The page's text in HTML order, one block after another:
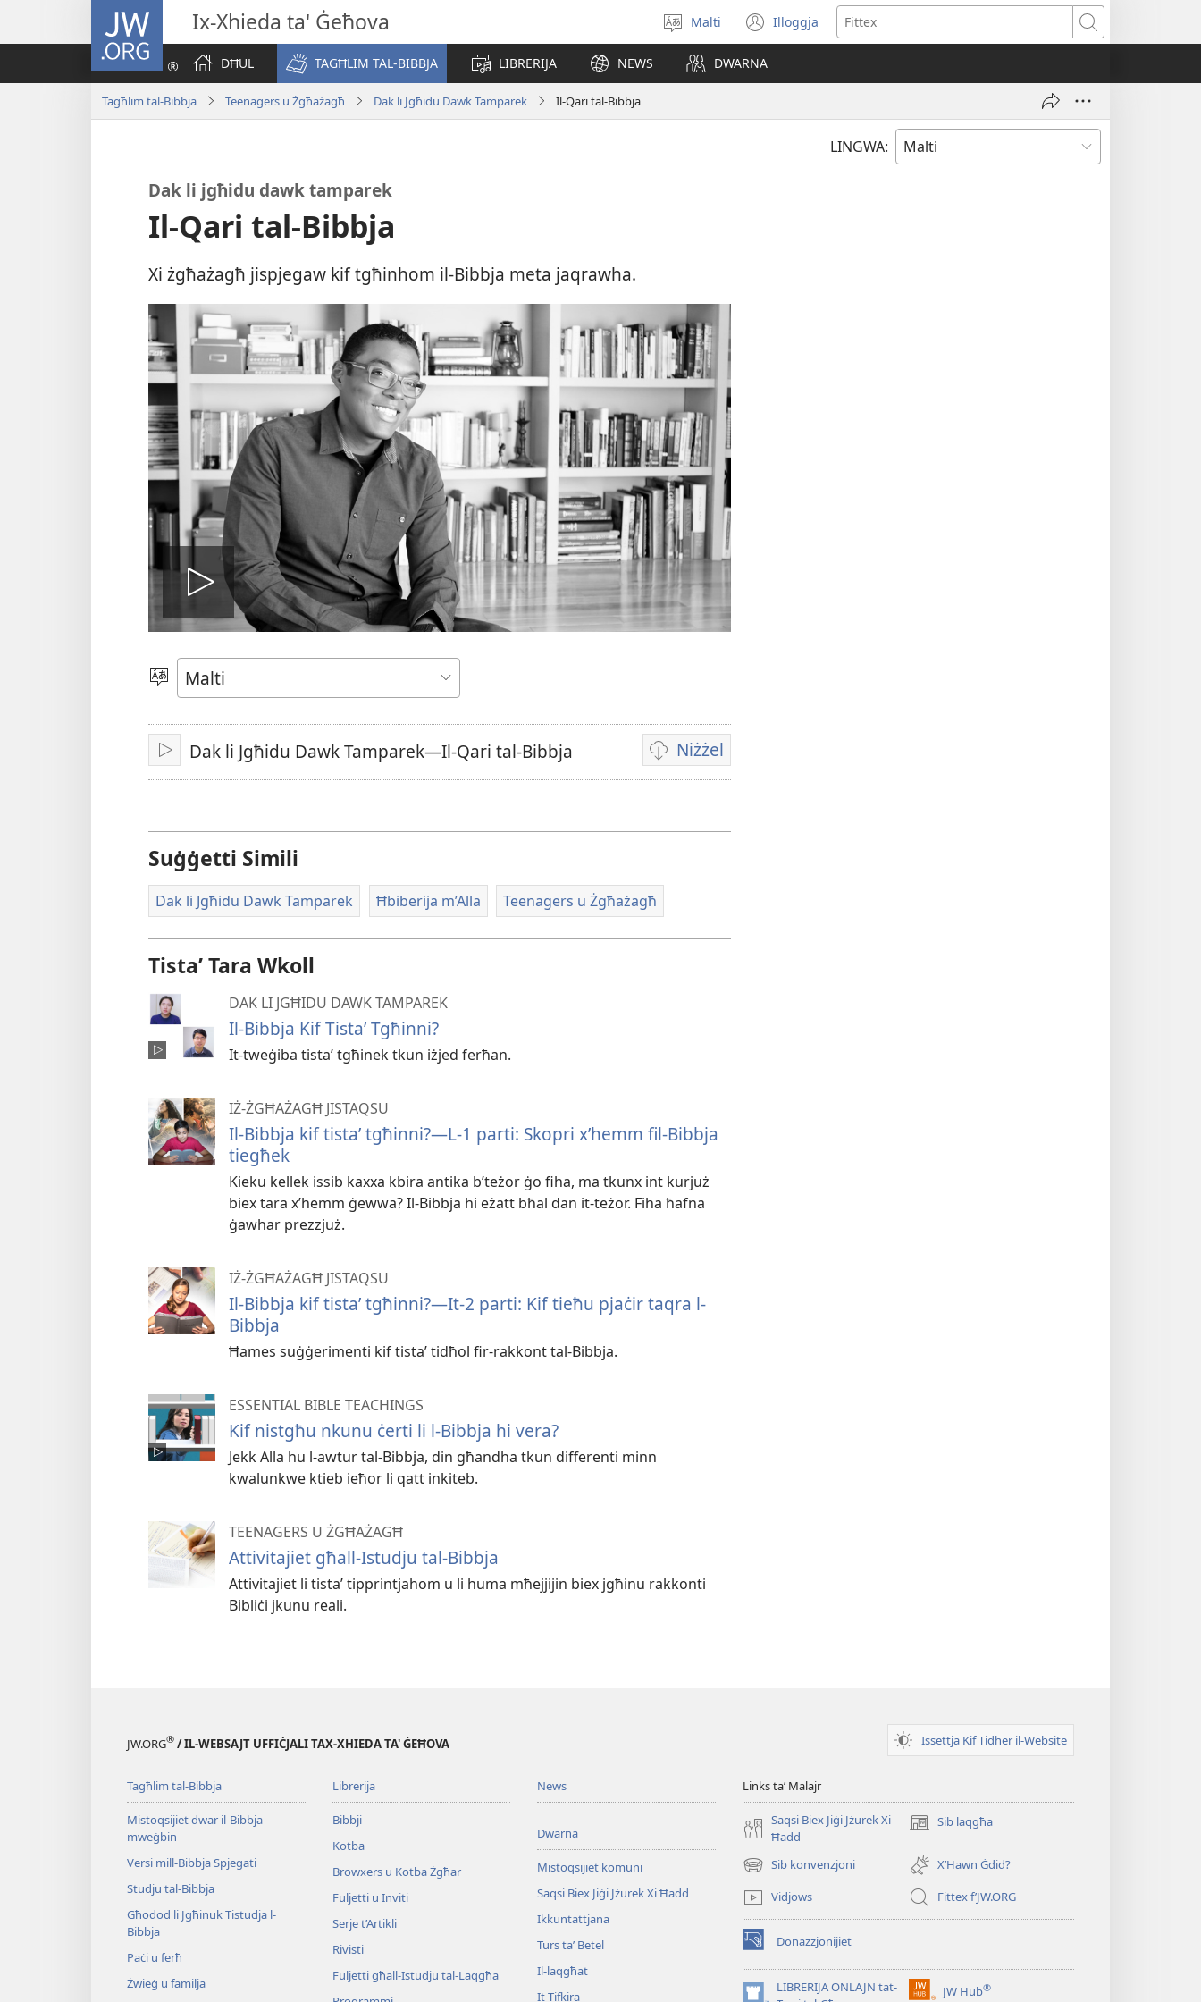
JW.ORG Ix-Xhieda ta' Ġeħova
Agħżel
il-
lingwa
Malti Illoggja
(opens
new
Fittex
DĦUL
TAGĦLIM TAL-BIBBJA LIBRERIJA NEWS DWARNA
Tagħlim tal-Bibbja Teenagers u Żgħażagħ Dak li Jgħidu Dawk Tamparek Il-Qari tal-Bibbja
LINGWA:
Dak li jgħidu dawk tamparek
Il-Qari tal-Bibbja
Xi żgħażagħ jispjegaw kif tgħinhom il-​Bibbja meta jaqrawha.
Play
video
Agħżel
Lingwa
DoqqDak li Jgħidu Dawk Tamparek—Il-Qari tal-Bibbja Niżżel
Għażliet
biex
vidjow
Suġġetti Simili
Dak li Jgħidu Dawk Tamparek Ħbiberija m’Alla Teenagers u Żgħażagħ
Tistaʼ Tara Wkoll
DAK LI JGĦIDU DAWK TAMPAREK
Il-Bibbja Kif Tistaʼ Tgħinni?
It-tweġiba tistaʼ tgħinek tkun iżjed ferħan.
IŻ-ŻGĦAŻAGĦ JISTAQSU
Il-Bibbja kif tistaʼ tgħinni?—L-1 parti: Skopri x’hemm fil-Bibbja
tiegħek
Kieku kellek issib kaxxa kbira antika b’teżor ġo fiha, ma tkunx int kurjuż
biex tara x’hemm ġewwa? Il-Bibbja hi eżatt bħal dan it-teżor. Fiha ħafna
ġawhar prezzjuż.
IŻ-ŻGĦAŻAGĦ JISTAQSU
Il-Bibbja kif tistaʼ tgħinni?​—It-2 parti: Kif tieħu pjaċir taqra l-
Bibbja
Ħames suġġerimenti kif tistaʼ tidħol fir-rakkont tal-Bibbja.
ESSENTIAL BIBLE TEACHINGS
Kif nistgħu nkunu ċerti li l-Bibbja hi vera?
Jekk Alla hu l-awtur tal-Bibbja, din għandha tkun differenti minn
kwalunkwe ktieb ieħor li qatt inkiteb.
TEENAGERS U ŻGĦAŻAGĦ
Attivitajiet għall-Istudju tal-Bibbja
Attivitajiet li tistaʼ tipprintjahom u li huma mħejjijin biex jgħinu rakkonti
Bibliċi jkunu reali.
JW.ORG® / IL-WEBSAJT UFFIĊJALI TAX-XHIEDA TA' ĠEĦOVA Issettja Kif Tidher il-Website
Tagħlim tal-Bibbja
Mistoqsijiet dwar il-Bibbja
mweġbin
Versi mill-Bibbja Spjegati
Studju tal-Bibbja
Għodod li Jgħinuk Tistudja l-
Bibbja
Paċi u ferħ
Żwieġ u familja
Librerija
Bibbji
Kotba
Browxers u Kotba Żgħar
Fuljetti u Inviti
Serje t’Artikli
Rivisti
Fuljetti għall-Istudju tal-Laqgħa
News
Dwarna
Mistoqsijiet komuni
Saqsi Biex Jiġi Jżurek Xi Ħadd
Ikkuntattjana
Turs taʼ Betel
Il-laqgħat
It-Tifkira
Links taʼ Malajr
Saqsi Biex Jiġi Jżurek Xi
Ħadd
Sib laqgħa
(opens
window)
Sib konvenzjoni
(opens
new
window)
X’Hawn Ġdid?
Vidjows
Fittex f’JW.ORG
Donazzjonijiet
(opens
new
window)LIBRERIJA ONLAJN tat-
JW Hub®